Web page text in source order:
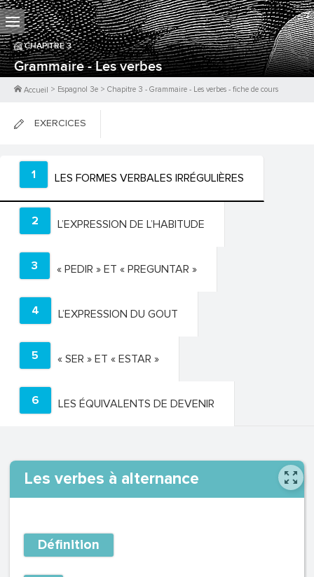
CHAPITRE3
Grammaire - Les verbes
Accueil > Espagnol 3e > Chapitre 3 - Grammaire - Les verbes - fiche de cours
EXERCICES
FICHES DE COURS
0PTS
1 LES FORMES VERBALES IRRÉGULIÈRES
2 L’EXPRESSION DE L’HABITUDE
3 « PEDIR » ET « PREGUNTAR »
4 L’EXPRESSION DU GOUT
5 « SER » ET « ESTAR »
6 LES ÉQUIVALENTS DE DEVENIR
Les verbes à alternance
Définition